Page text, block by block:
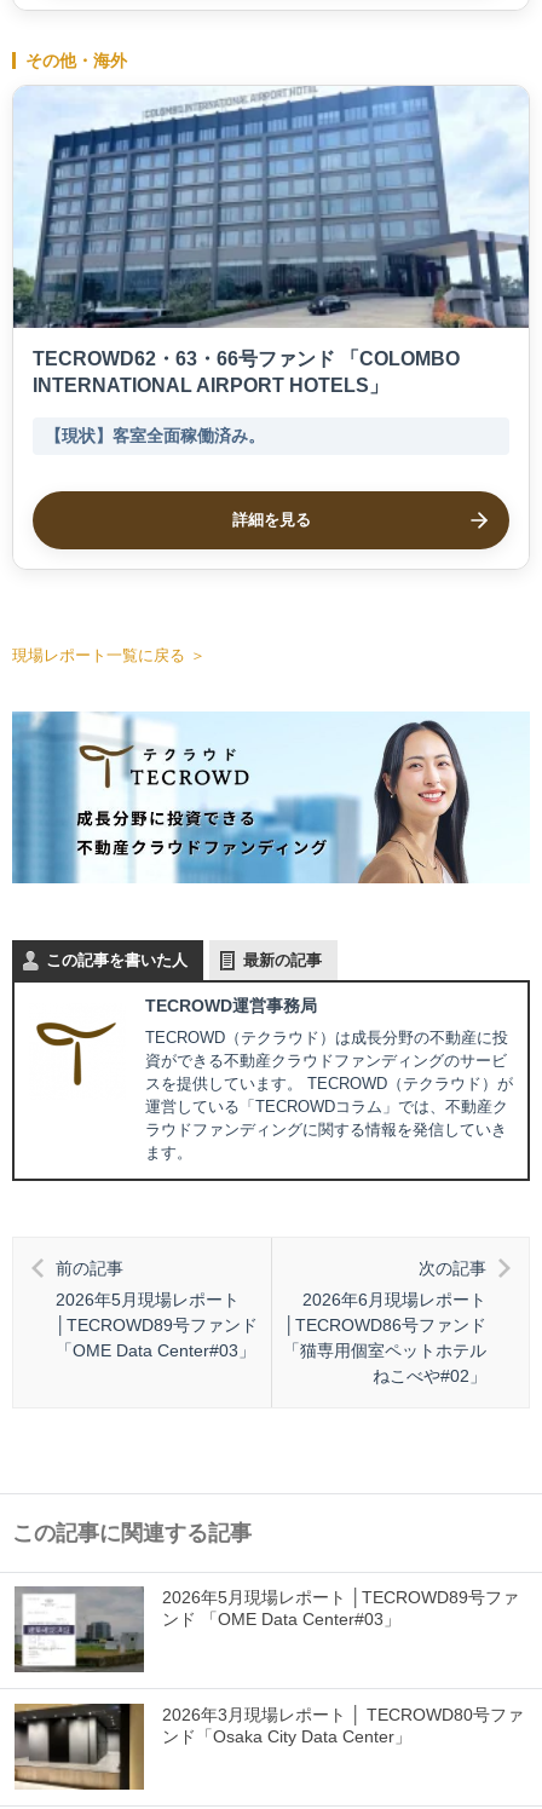
その他・海外
TECROWD62・63・66号ファンド 「COLOMBO
INTERNATIONAL AIRPORT HOTELS」
【現状】客室全面稼働済み。
詳細を見る
現場レポート一覧に戻る ＞
この記事を書いた人 最新の記事
TECROWD運営事務局
TECROWD（テクラウド）は成長分野の不動産に投
資ができる不動産クラウドファンディングのサービ
スを提供しています。 TECROWD（テクラウド）が
運営している「TECROWDコラム」では、不動産ク
ラウドファンディングに関する情報を発信していき
ます。
前の記事
2026年5月現場レポート
│TECROWD89号ファンド
「OME Data Center#03」
次の記事
2026年6月現場レポート
│TECROWD86号ファンド
「猫専用個室ペットホテル
ねこべや#02」
この記事に関連する記事
2026年5月現場レポート │TECROWD89号ファ
ンド 「OME Data Center#03」
2026年3月現場レポート │ TECROWD80号ファ
ンド「Osaka City Data Center」